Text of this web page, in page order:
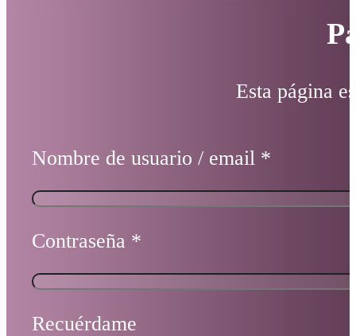
Esta página
Nombre de usuario / email *
Contraseña *
Recuérdame